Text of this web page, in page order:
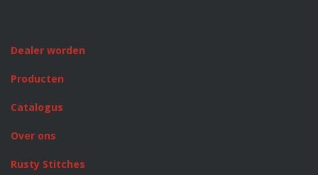
Dealer worden
Producten
Catalogus
Over ons
Rusty Stitches